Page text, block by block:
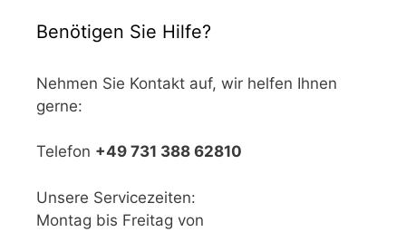
Benötigen Sie Hilfe?
Nehmen Sie Kontakt auf, wir helfen Ihnen
gerne:
Telefon +49 731 388 62810
Unsere Servicezeiten:
Montag bis Freitag von